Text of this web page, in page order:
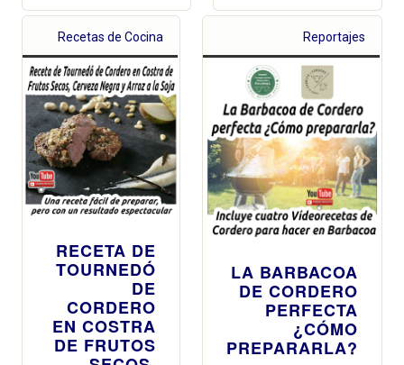
Recetas de Cocina
RECETA DE
TOURNEDÓ
DE
CORDERO
EN COSTRA
DE FRUTOS
Reportajes
LA BARBACOA
DE CORDERO
PERFECTA
¿CÓMO
PREPARARLA?